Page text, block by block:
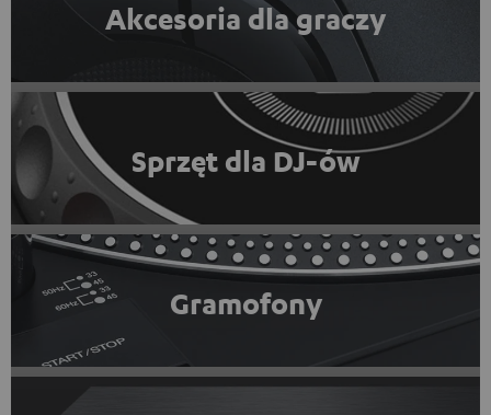
Akcesoria dla graczy
Sprzęt dla DJ-ów
Gramofony